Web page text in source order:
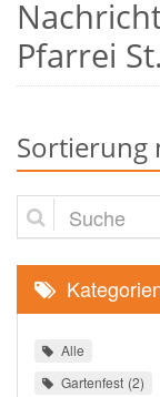
Pfarrei
Sortierung
Suche
Alle
Gartenfest 2